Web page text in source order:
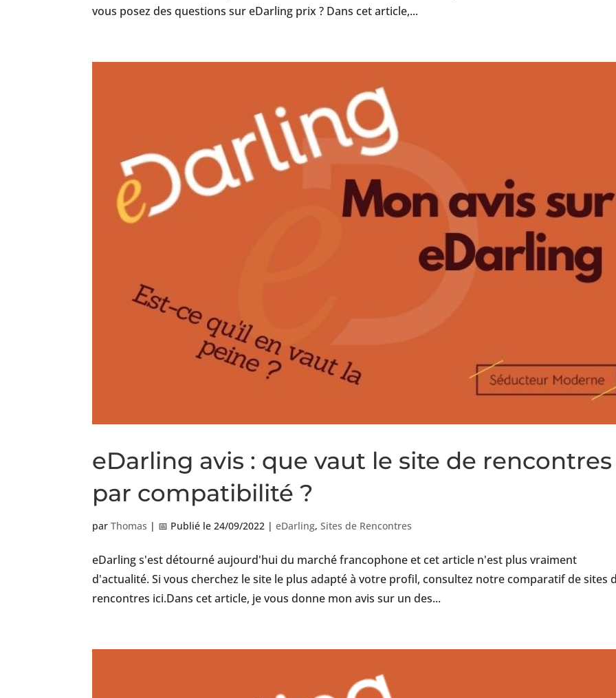
vous posez des questions sur eDarling prix ? Dans cet article,...
eDarling avis : que vaut le site de rencontres
par compatibilité ?
parThomas | 📅 Publié le 24/09/2022 |eDarling,Sites de Rencontres
eDarling s'est détourné aujourd'hui du marché francophone et cet article n'est plus vraiment
d'actualité. Si vous cherchez le site le plus adapté à votre profil, consultez notre comparatif de sites
rencontres ici.Dans cet article, je vous donne mon avis sur un des...